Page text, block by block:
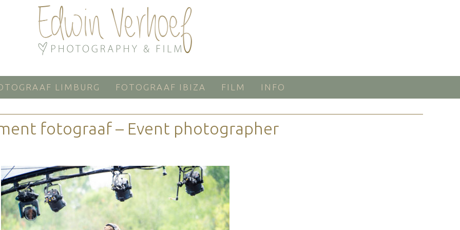
LIMBURG FOTOGRAAF IBIZA FILM INFO
fotograaf – Event photographer